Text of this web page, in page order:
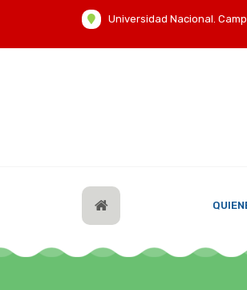
Universidad Nacional.